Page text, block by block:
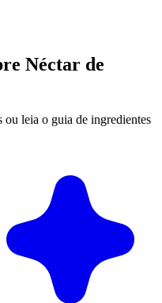
Néctar de
ou leia o guia de ingredientes